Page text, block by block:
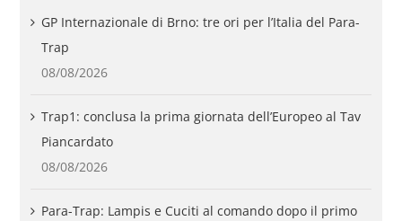
GP Internazionale di Brno: tre ori per l’Italia del Para-
Trap
08/08/2026
Trap1: conclusa la prima giornata dell’Europeo al Tav
Piancardato
08/08/2026
Para-Trap: Lampis e Cuciti al comando dopo il primo